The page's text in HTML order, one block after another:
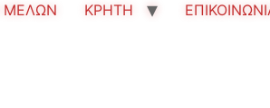
ΜΕΛΩΝ ΚΡΗΤΗ